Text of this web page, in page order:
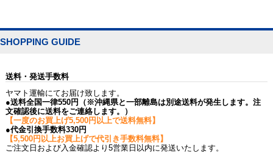
SHOPPING GUIDE
送料・発送手数料
ヤマト運輸にてお届け致します。
●送料全国一律550円（※沖縄県と一部離島は別途送料が発生します。注
文確認後に送料をご連絡します。）
【一度のお買上げ5,500円以上で送料無料】
●代金引換手数料330円
【5,500円以上お買上げで代引き手数料無料】
ご注文日および入金確認より5営業日以内に発送いたします。